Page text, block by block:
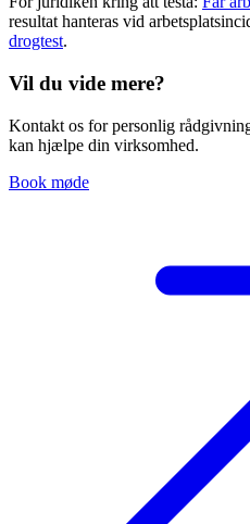
resultat hanteras vid
drogtest.
Vil du vide mere?
Kontakt os for personlig
kan hjælpe din virksomhed.
Book møde